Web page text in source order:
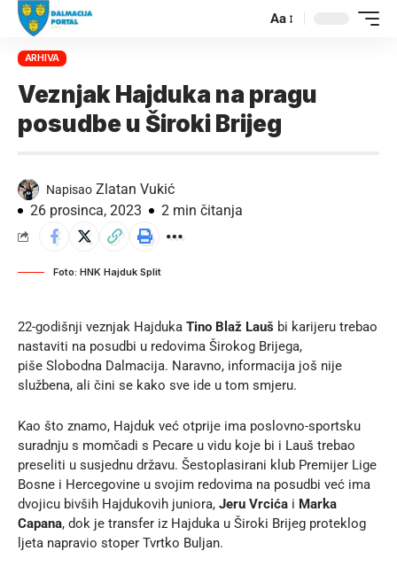
Aa
ARHIVA
Veznjak Hajduka na pragu
posudbe u Široki Brijeg
Napisao Zlatan Vukić
26 prosinca, 2023
2 min čitanja
Foto: HNK Hajduk Split
22-godišnji veznjak Hajduka Tino Blaž Lauš bi karijeru trebao
nastaviti na posudbi u redovima Širokog Brijega,
piše Slobodna Dalmacija. Naravno, informacija još nije
službena, ali čini se kako sve ide u tom smjeru.
Kao što znamo, Hajduk već otprije ima poslovno-sportsku
suradnju s momčadi s Pecare u vidu koje bi i Lauš trebao
preseliti u susjednu državu. Šestoplasirani klub Premijer Lige
Bosne i Hercegovine u svojim redovima na posudbi već ima
dvojicu bivših Hajdukovih juniora, Jeru Vrcića i Marka
Capana, dok je transfer iz Hajduka u Široki Brijeg proteklog
ljeta napravio stoper Tvrtko Buljan.